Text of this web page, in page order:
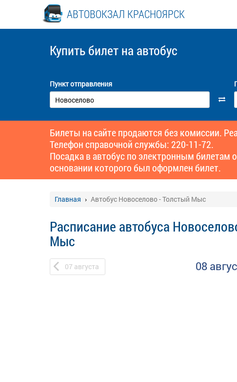
АВТОВОКЗАЛ КРАСНОЯРСК
Купить билет на автобус
Пункт отправления
Билеты на сайте продаются без комиссии.
Телефон справочной службы: 220-11-72.
Посадка в автобус по электронным билетам
основании которого был оформлен билет.
Главная Автобус Новоселово - Толстый Мыс
Расписание автобуса
Мыс
07 августа 08